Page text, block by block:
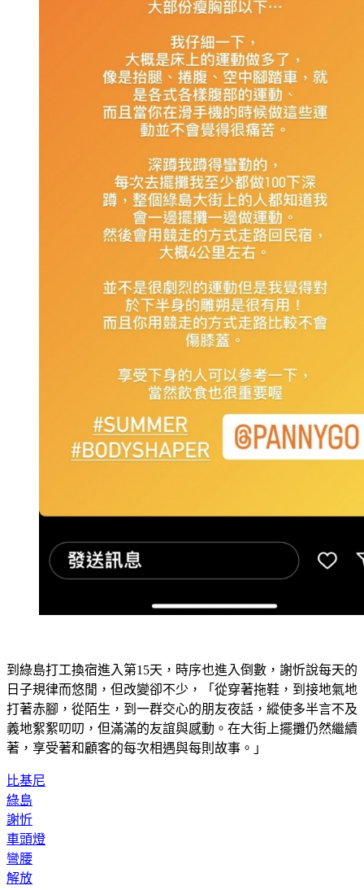
到綠島打工換宿進入第15天，時序也進入倒數，謝忻說每天的
日子規律而悠閒，但改變卻不少，「從穿著拖鞋，到接地氣地
打著赤腳，從陌生，到一群交心的朋友夜話，縱使多半言不及
義地絮絮叨叨，但滿滿的友誼與感動。在大街上擺攤仍然繼續
著，享受著和顧客的每次相遇與每則故事。」
比基尼
綠島
謝忻
車頭燈
彎腰
解放